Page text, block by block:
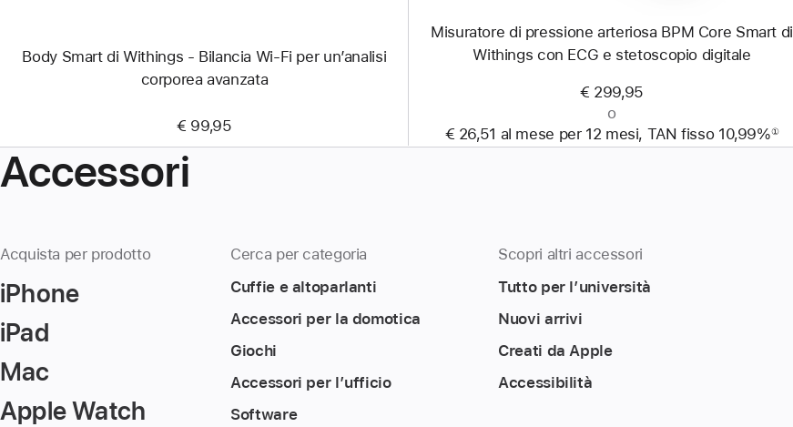
Body Smart di Withings - Bilancia Wi-Fi per un’analisi
corporea avanzata
€ 99,95
e
stetoscopio
digitale
Misuratore di pressione arteriosa BPM Core Smart di
Withings con ECG e stetoscopio digitale
€ 299,95
o
€ 26,51 al mese per 12 mesi, TAN fisso 10,99%
Nota
①
Accessori
Acquista per prodotto
iPhone
iPad
Mac
Apple Watch
Cerca per categoria
Cuffie e altoparlanti
Accessori per la domotica
Giochi
Accessori per l’ufficio
Software
Scopri altri accessori
Tutto per l’università
Nuovi arrivi
Creati da Apple
Accessibilità